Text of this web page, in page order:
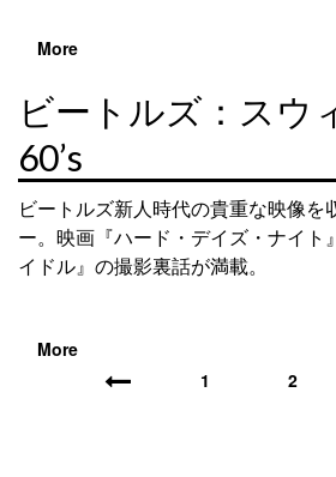
More
ビートルズ：スウ
60’s
ビートルズ新人時代の貴重な映像を
ー。映画『ハード・デイズ・ナイト
イドル』の撮影裏話が満載。
More
1
2